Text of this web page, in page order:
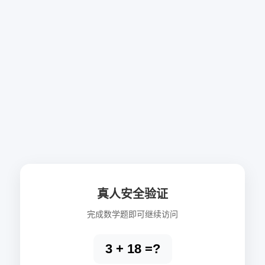
真人安全验证
完成数学题即可继续访问
3 + 18 =?